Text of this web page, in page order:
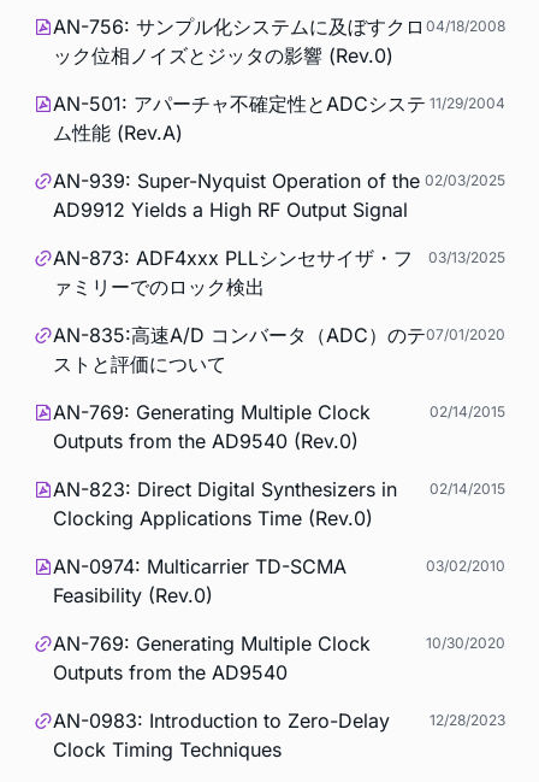
AN-756: サンプル化システムに及ぼすクロ
ック位相ノイズとジッタの影響 (Rev.0)
04/18/2008
AN-501: アパーチャ不確定性とADCシステ
ム性能 (Rev.A)
11/29/2004
AN-939: Super-Nyquist Operation of the
AD9912 Yields a High RF Output Signal
02/03/2025
AN-873: ADF4xxx PLLシンセサイザ・フ
ァミリーでのロック検出
03/13/2025
AN-835:高速A/D コンバータ（ADC）のテ
ストと評価について
07/01/2020
AN-769: Generating Multiple Clock
Outputs from the AD9540 (Rev.0)
02/14/2015
AN-823: Direct Digital Synthesizers in
Clocking Applications Time (Rev.0)
02/14/2015
AN-0974: Multicarrier TD-SCMA
Feasibility (Rev.0)
03/02/2010
AN-769: Generating Multiple Clock
Outputs from the AD9540
10/30/2020
AN-0983: Introduction to Zero-Delay
Clock Timing Techniques
12/28/2023